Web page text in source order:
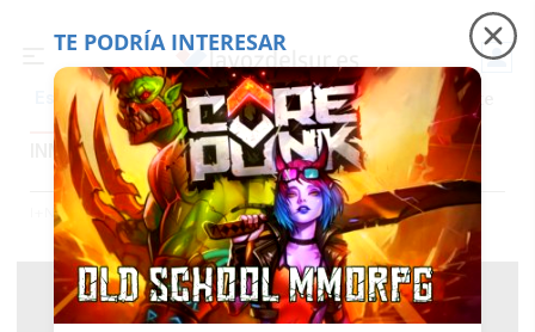
Es noticia Precio luz Padre Coraje Fábrica de botellas
INMOBILIARIA
InmobiliariaContenido PatrocinadoTrabajo Foros
I+n (ideas Y Negocios) Inmobiliaria
TE PODRÍA INTERESAR